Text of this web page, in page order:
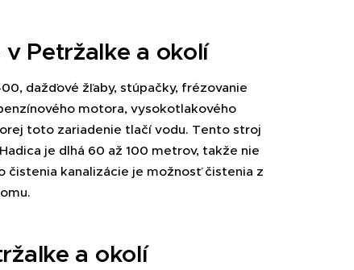
Petržalke a okolí
dažďové žľaby, stúpačky, frézovanie
motora, vysokotlakového
toto zariadenie tlačí vodu. Tento stroj
je dlhá 60 až 100 metrov, takže nie
čistenia kanalizácie je možnosť čistenia z
a okolí